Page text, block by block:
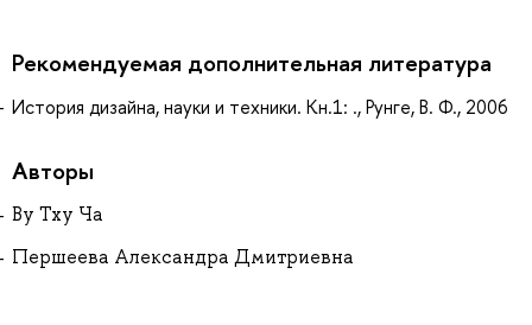
Рекомендуемая дополнительная литература
История дизайна, науки и техники. Кн.1: ., Рунге, В. Ф., 2006
Авторы
Ву Тху Ча
Першеева Александра Дмитриевна